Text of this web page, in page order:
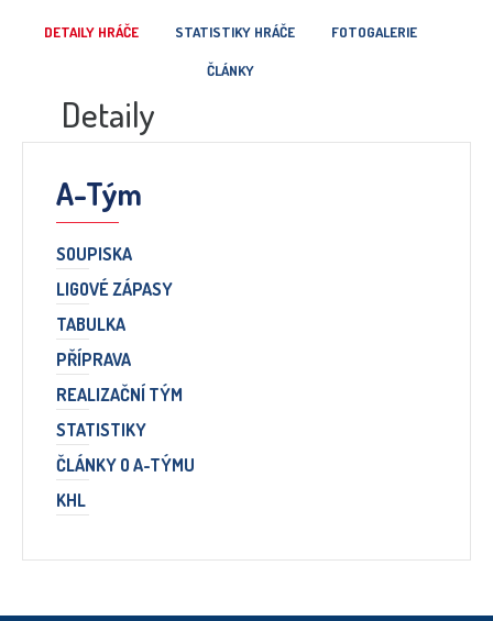
DETAILY HRÁČE STATISTIKY HRÁČE FOTOGALERIE
ČLÁNKY
Detaily
A-Tým
SOUPISKA
LIGOVÉ ZÁPASY
TABULKA
PŘÍPRAVA
REALIZAČNÍ TÝM
STATISTIKY
ČLÁNKY O A-TÝMU
KHL